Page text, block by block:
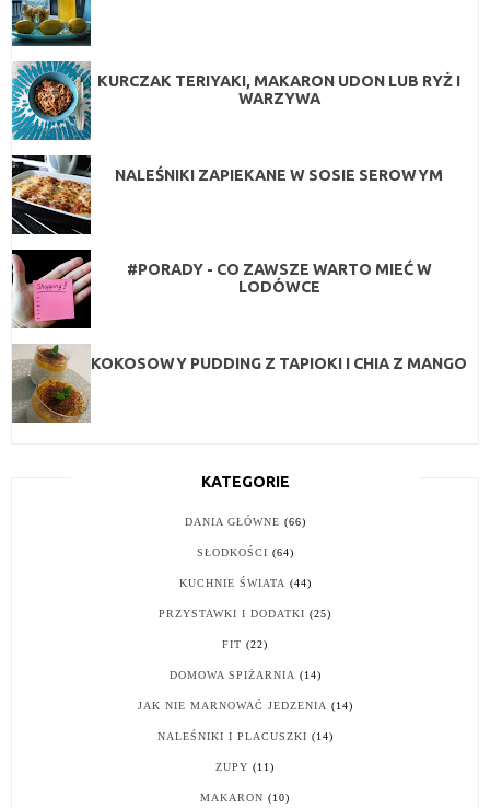
KURCZAK TERIYAKI, MAKARON UDON LUB RYŻ I
WARZYWA
NALEŚNIKI ZAPIEKANE W SOSIE SEROWYM
#PORADY - CO ZAWSZE WARTO MIEĆ W
LODÓWCE
KOKOSOWY PUDDING Z TAPIOKI I CHIA Z MANGO
KATEGORIE
DANIA GŁÓWNE (66)
SŁODKOŚCI (64)
KUCHNIE ŚWIATA (44)
PRZYSTAWKI I DODATKI (25)
FIT (22)
DOMOWA SPIŻARNIA (14)
JAK NIE MARNOWAĆ JEDZENIA (14)
NALEŚNIKI I PLACUSZKI (14)
ZUPY (11)
MAKARON (10)